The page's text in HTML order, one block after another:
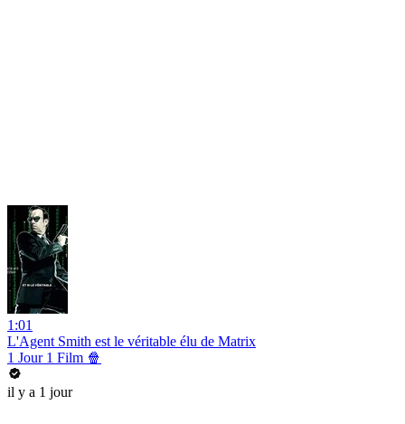
1:01
L'Agent Smith est le véritable élu de Matrix
1 Jour 1 Film 🍿
il y a 1 jour